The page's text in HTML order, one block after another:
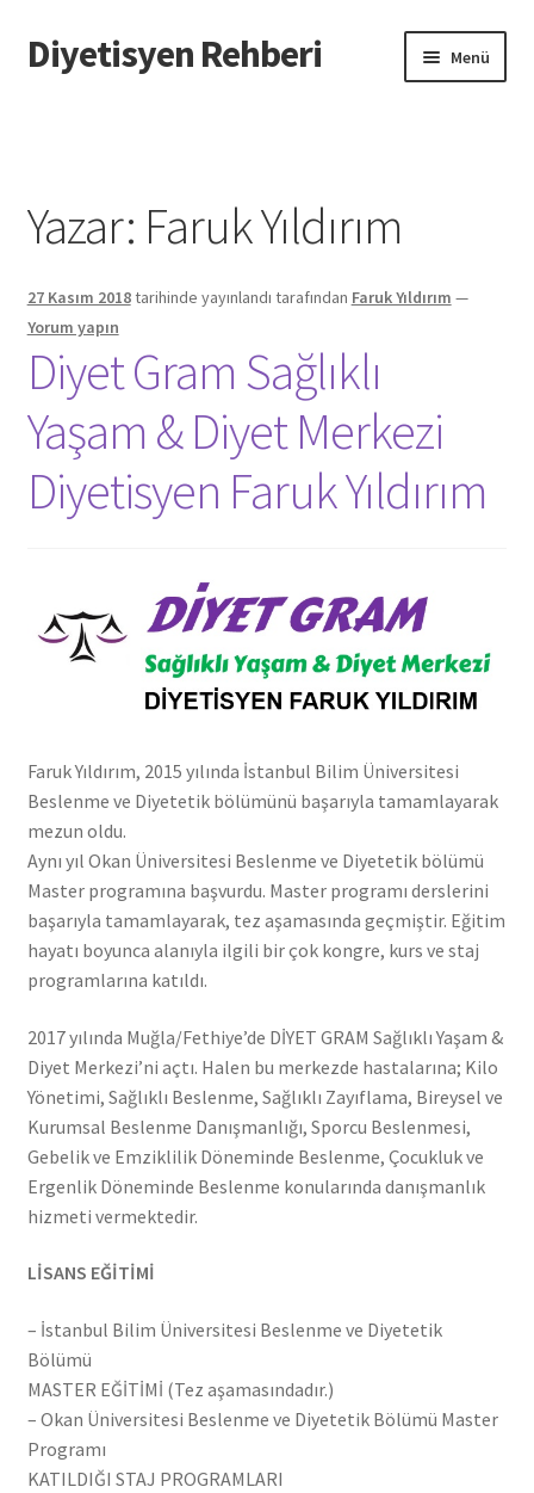
Dolaşıma
geç
İçeriğe
geç
Diyetisyen Rehberi Menü
Hata Bildir
iletişim
Sayfamı Düzenlemek İstiyorum
Yardım
Formu doldurun biz sayfanızı oluşturalım
Yazar: Faruk Yıldırım
27 Kasım 2018tarihinde yayınlandı tarafından Faruk Yıldırım —
Yorum yapın
Diyet Gram Sağlıklı
Yaşam & Diyet Merkezi
Diyetisyen Faruk Yıldırım
Faruk Yıldırım, 2015 yılında İstanbul Bilim Üniversitesi
Beslenme ve Diyetetik bölümünü başarıyla tamamlayarak
mezun oldu.
Aynı yıl Okan Üniversitesi Beslenme ve Diyetetik bölümü
Master programına başvurdu. Master programı derslerini
başarıyla tamamlayarak, tez aşamasında geçmiştir. Eğitim
hayatı boyunca alanıyla ilgili bir çok kongre, kurs ve staj
programlarına katıldı.
2017 yılında Muğla/Fethiye’de DİYET GRAM Sağlıklı Yaşam &
Diyet Merkezi’ni açtı. Halen bu merkezde hastalarına; Kilo
Yönetimi, Sağlıklı Beslenme, Sağlıklı Zayıflama, Bireysel ve
Kurumsal Beslenme Danışmanlığı, Sporcu Beslenmesi,
Gebelik ve Emziklilik Döneminde Beslenme, Çocukluk ve
Ergenlik Döneminde Beslenme konularında danışmanlık
hizmeti vermektedir.
LİSANS EĞİTİMİ
– İstanbul Bilim Üniversitesi Beslenme ve Diyetetik
Bölümü
MASTER EĞİTİMİ (Tez aşamasındadır.)
– Okan Üniversitesi Beslenme ve Diyetetik Bölümü Master
Programı
KATILDIĞI STAJ PROGRAMLARI